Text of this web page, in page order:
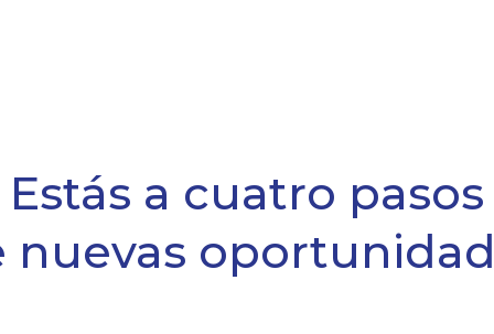
Estás a cuatro pasos
nuevas